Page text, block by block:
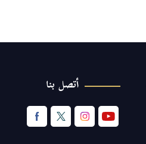
أتصل بنا